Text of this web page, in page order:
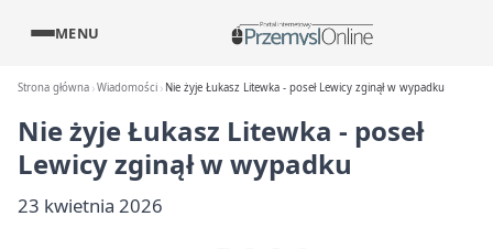
MENU
Strona główna Wiadomości Nie żyje Łukasz Litewka - poseł Lewicy zginął w wypadku
Nie żyje Łukasz Litewka - poseł
Lewicy zginął w wypadku
23 kwietnia 2026